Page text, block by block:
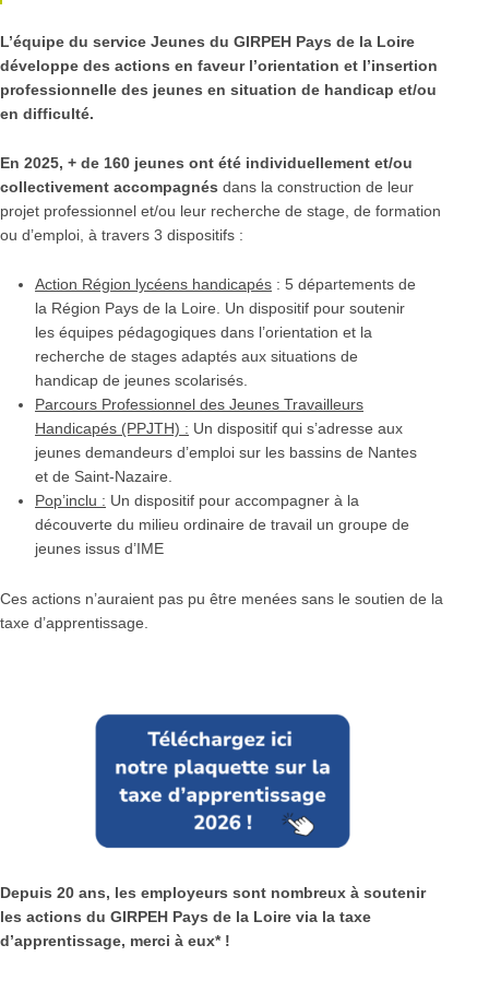
L’équipe du service Jeunes du GIRPEH Pays de la Loire
développe des actions en faveur l’orientation et l’insertion
professionnelle des jeunes en situation de handicap et/ou
en difficulté.
En 2025, + de 160 jeunes ont été individuellement et/ou
collectivement accompagnés dans la construction de leur
projet professionnel et/ou leur recherche de stage, de formation
ou d’emploi, à travers 3 dispositifs :
Action Région lycéens handicapés : 5 départements de
la Région Pays de la Loire. Un dispositif pour soutenir
les équipes pédagogiques dans l’orientation et la
recherche de stages adaptés aux situations de
handicap de jeunes scolarisés.
Parcours Professionnel des Jeunes Travailleurs
Handicapés (PPJTH) : Un dispositif qui s’adresse aux
jeunes demandeurs d’emploi sur les bassins de Nantes
et de Saint-Nazaire.
Pop’inclu : Un dispositif pour accompagner à la
découverte du milieu ordinaire de travail un groupe de
jeunes issus d’IME
Ces actions n’auraient pas pu être menées sans le soutien de la
taxe d’apprentissage.
Depuis 20 ans, les employeurs sont nombreux à soutenir
les actions du GIRPEH Pays de la Loire via la taxe
d’apprentissage, merci à eux*!